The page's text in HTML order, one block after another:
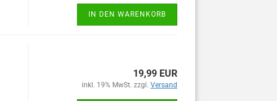
IN DEN WARENKORB
19,99 EUR
inkl. 19% MwSt. zzgl. Versand